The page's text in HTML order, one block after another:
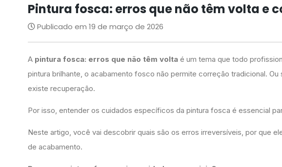
Pintura fosca: erros que não têm volta e
Publicado em 19 de março de 2026
A pintura fosca: erros que não têm volta é um tema que todo
pintura brilhante, o acabamento fosco não permite correção tradicional.
existe recuperação.
Por isso, entender os cuidados específicos da pintura fosca é essencial
Neste artigo, você vai descobrir quais são os erros irreversíveis, por que
de acabamento.